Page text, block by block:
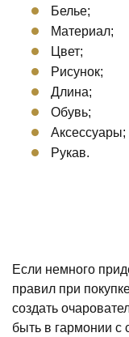
Белье;
Материал;
Цвет;
Рисунок;
Длина;
Обувь;
Аксессуары;
Рукав.
Если немного
правил при
создать
быть в гармонии с